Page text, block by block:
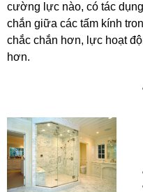
cường lực nào, có tác
chắn giữa các tấm kính
chắc chắn hơn, lực hoạt
hơn.